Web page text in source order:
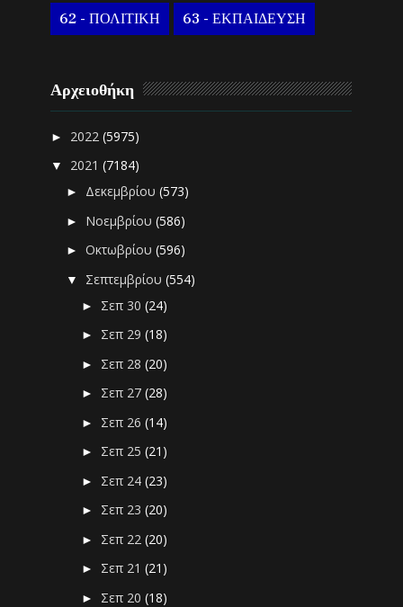
62 - ΠΟΛΙΤΙΚΗ 63 - ΕΚΠΑΙΔΕΥΣΗ
Αρχειοθήκη
► 2022(5975)
▼ 2021(7184)
► Δεκεμβρίου(573)
► Νοεμβρίου(586)
►Οκτωβρίου(596)
▼ Σεπτεμβρίου(554)
► Σεπ 30(24)
► Σεπ 29(18)
► Σεπ 28(20)
► Σεπ 27(28)
► Σεπ 26(14)
► Σεπ 25(21)
► Σεπ 24(23)
► Σεπ 23(20)
► Σεπ 22(20)
► Σεπ 21(21)
► Σεπ 20(18)